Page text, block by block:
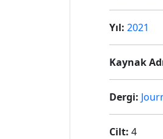
Yıl: 2021
Kaynak
Dergi:
Cilt: 4